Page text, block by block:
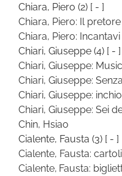
Chiara, Piero (2) [ - ]
Chiara, Piero: Il
Chiara, Piero: Incantavi
Chiari, Giuseppe (4) [ - ]
Chiari, Giuseppe:
Chiari, Giuseppe:
Chiari, Giuseppe:
Chiari, Giuseppe: Sei
Chin, Hsiao
Cialente, Fausta (3) [ - ]
Cialente, Fausta:
Cialente, Fausta: